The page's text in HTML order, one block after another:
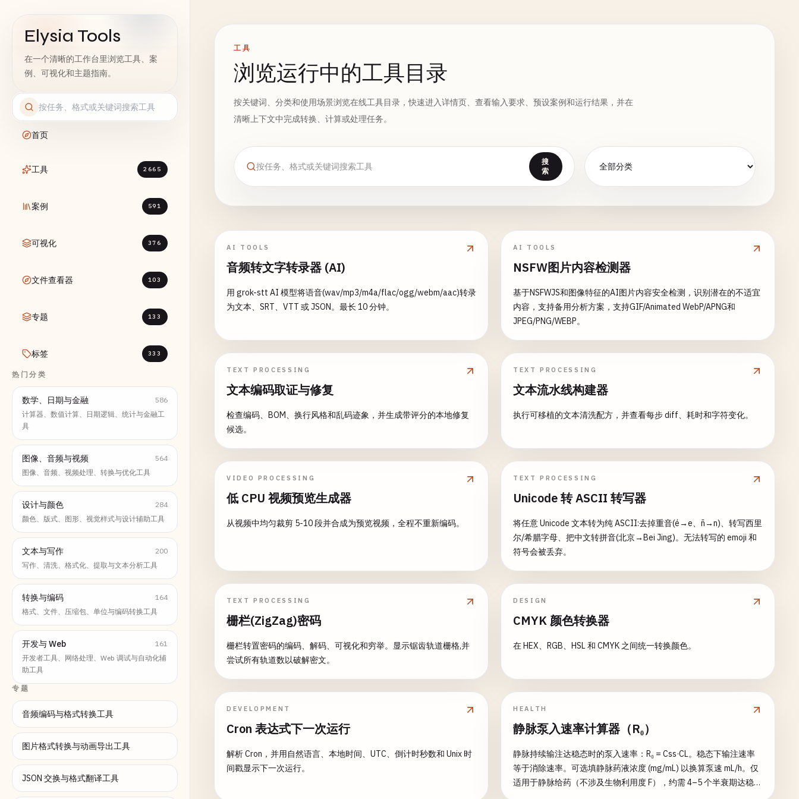
Elysia Tools
在一个清晰的工作台里浏览工具、案
例、可视化和主题指南。
首页
工具 2665
案例 591
可视化 376
文件查看器 103
专题 133
标签 333
热门分类
数学、日期与金融
586
计算器、数值计算、日期逻辑、统计与金融工
具
图像、音频与视频
564
图像、音频、视频处理、转换与优化工具
设计与颜色
284
颜色、版式、图形、视觉样式与设计辅助工具
文本与写作
200
写作、清洗、格式化、提取与文本分析工具
转换与编码
164
格式、文件、压缩包、单位与编码转换工具
开发与 Web
161
开发者工具、网络处理、Web 调试与自动化辅
助工具
专题
音频编码与格式转换工具
图片格式转换与动画导出工具
JSON 交换与格式翻译工具
工具
浏览运行中的工具目录
按关键词、分类和使用场景浏览在线工具目录，快速进入详情页、查看输入要求、预设案例和运行结果，并在
清晰上下文中完成转换、计算或处理任务。
搜
索
AI TOOLS
音频转文字转录器 (AI)
用 grok-stt AI 模型将语音(wav/mp3/m4a/flac/ogg/webm/aac)转录
为文本、SRT、VTT 或 JSON。最长 10 分钟。
AI TOOLS
NSFW图片内容检测器
基于NSFWJS和图像特征的AI图片内容安全检测，识别潜在的不适宜
内容，支持备用分析方案，支持GIF/Animated WebP/APNG和
JPEG/PNG/WEBP。
TEXT PROCESSING
文本编码取证与修复
检查编码、BOM、换行风格和乱码迹象，并生成带评分的本地修复
候选。
TEXT PROCESSING
文本流水线构建器
执行可移植的文本清洗配方，并查看每步 diff、耗时和字符变化。
VIDEO PROCESSING
低 CPU 视频预览生成器
从视频中均匀裁剪 5-10 段并合成为预览视频，全程不重新编码。
TEXT PROCESSING
Unicode 转 ASCII 转写器
将任意 Unicode 文本转为纯 ASCII:去掉重音(é→e、ñ→n)、转写西里
尔/希腊字母、把中文转拼音(北京→Bei Jing)。无法转写的 emoji 和
符号会被丢弃。
TEXT PROCESSING
栅栏(ZigZag)密码
栅栏转置密码的编码、解码、可视化和穷举。显示锯齿轨道栅格,并
尝试所有轨道数以破解密文。
DESIGN
CMYK 颜色转换器
在 HEX、RGB、HSL 和 CMYK 之间统一转换颜色。
DEVELOPMENT
Cron 表达式下一次运行
解析 Cron，并用自然语言、本地时间、UTC、倒计时秒数和 Unix 时
间戳显示下一次运行。
HEALTH
静脉泵入速率计算器（R₀）
静脉持续输注达稳态时的泵入速率：R₀ = Css·CL。稳态下输注速率
等于消除速率。可选填静脉药液浓度 (mg/mL) 以换算泵速 mL/h。仅
适用于静脉给药（不涉及生物利用度 F），约需 4–5 个半衰期达稳